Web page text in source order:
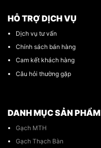
HỖ TRỢ DỊCH VỤ
Dịch vụ tư vấn
Chính sách bán hàng
Cam kết khách hàng
Câu hỏi thường gặp
DANH MỤC SẢN PHẨM
Gạch MTH
Gạch Thạch Bàn